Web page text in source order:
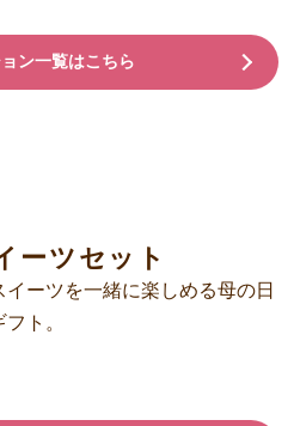
ン一覧はこちら
ーツセット
ーツを一緒に楽しめる母の日
フト。